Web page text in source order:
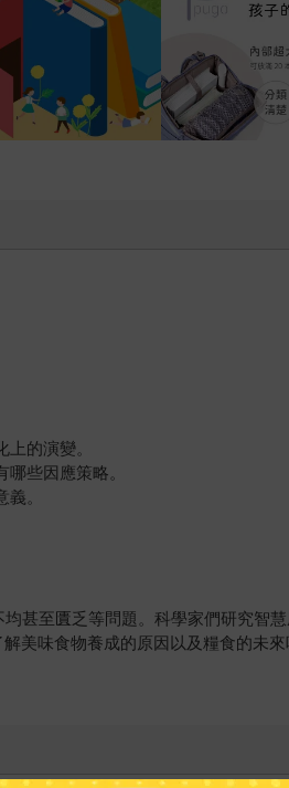
的演變。
些因應策略。
。
甚至匱乏等問題。科學家們研究智
美味食物養成的原因以及糧食的未來